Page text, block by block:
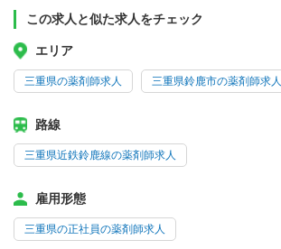
この求人と似た求人をチェック
エリア
三重県の薬剤師求人 三重県鈴鹿市の薬剤師求人
路線
三重県近鉄鈴鹿線の薬剤師求人
雇用形態
三重県の正社員の薬剤師求人